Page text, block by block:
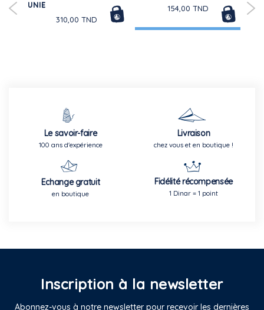
UNIE
310,00 TND
154,00 TND
Le savoir-faire
100 ans d'expérience
Livraison
chez vous et en boutique !
Echange gratuit
en boutique
Fidélité récompensée
1 Dinar = 1 point
Inscription à la newsletter
Abonnez-vous à notre newsletter pour recevoir les dernières